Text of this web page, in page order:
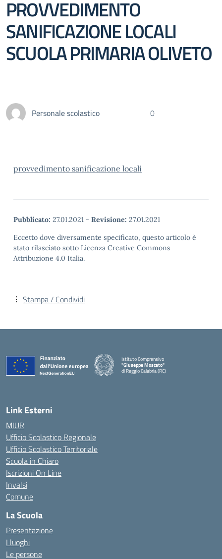
PROVVEDIMENTO
SANIFICAZIONE LOCALI
SCUOLA PRIMARIA OLIVETO
Personale scolastico 0
provvedimento sanificazione locali
Pubblicato: 27.01.2021 - Revisione: 27.01.2021
Eccetto dove diversamente specificato, questo articolo è
stato rilasciato sotto Licenza Creative Commons
Attribuzione 4.0 Italia.
Stampa / Condividi
Istituto Comprensivo
"Giuseppe Moscato"
di Reggio Calabria (RC)
— Visita la pagina iniziale della scuola
Link Esterni
MIUR
Ufficio Scolastico Regionale
Ufficio Scolastico Territoriale
Scuola in Chiaro
Iscrizioni On Line
Invalsi
Comune
La Scuola
Presentazione
I luoghi
Le persone